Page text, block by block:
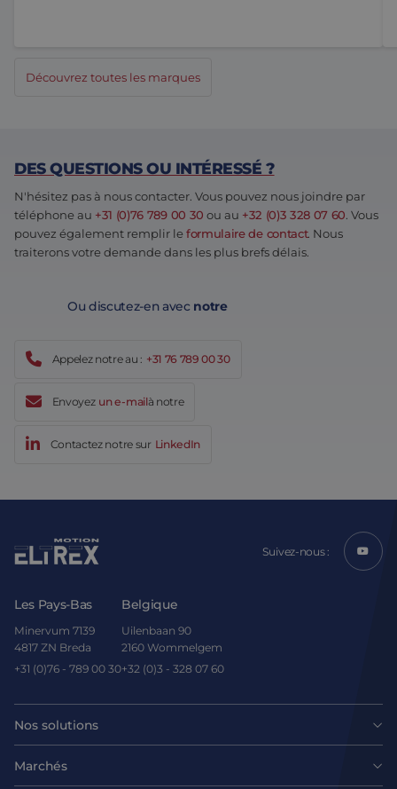
Découvrez toutes les marques
DES QUESTIONS OU INTÉRESSÉ ?
N'hésitez pas à nous contacter. Vous pouvez nous joindre par
téléphone au +31 (0)76 789 00 30 ou au +32 (0)3 328 07 60. Vous
pouvez également remplir leformulaire de contact. Nous
traiterons votre demande dans les plus brefs délais.
Ou discutez-en avec notre
Appelez notre au : +31 76 789 00 30
Envoyez un e-mailà notre
Contactez notre sur LinkedIn
Suivez-nous :
Les Pays-Bas
Minervum 7139
4817 ZN Breda
+31 (0)76 - 789 00 30
Belgique
Uilenbaan 90
2160 Wommelgem
+32 (0)3 - 328 07 60
Nos solutions
Moteurs
Marchés